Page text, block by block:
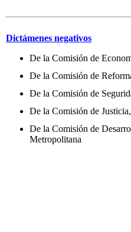
Dictámenes negativos
De la Comisión de
De la Comisión de
De la Comisión de
De la Comisión de
De la Comisión de
Metropolitana